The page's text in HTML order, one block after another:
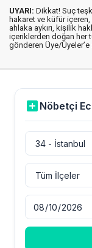
UYARI: Dikkat! Suç
hakaret ve küfür
ahlaka aykırı, kişilik
içeriklerden doğan her
gönderen Üye/Üyeler’e